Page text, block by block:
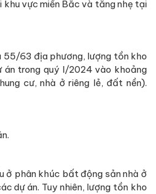
vực miền Bắc và tăng nhẹ tại
55/63 địa phương, lượng tồn kho
trong quý I/2024 vào khoảng
cư, nhà ở riêng lẻ, đất nền).
ở phân khúc bất động sản nhà ở
dự án. Tuy nhiên, lượng tồn kho